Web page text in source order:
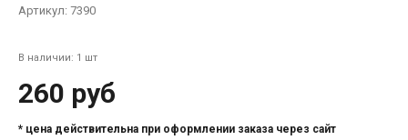
Артикул: 7390
В наличии: 1 шт
260 руб
* цена действительна при оформлении заказа через сайт